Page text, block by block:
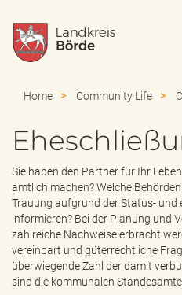
Home Community Life
Sie haben den Partner für Ihr
amtlich machen? Welche
Trauung aufgrund der Status- und
informieren? Bei der Planung und
zahlreiche Nachweise erbracht
vereinbart und güterrechtliche
überwiegende Zahl der damit
sind die kommunalen